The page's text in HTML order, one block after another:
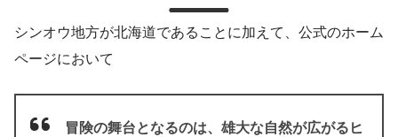
シンオウ地方が北海道であることに加えて、公式のホーム
ページにおいて
冒険の舞台となるのは、雄大な自然が広がるヒ